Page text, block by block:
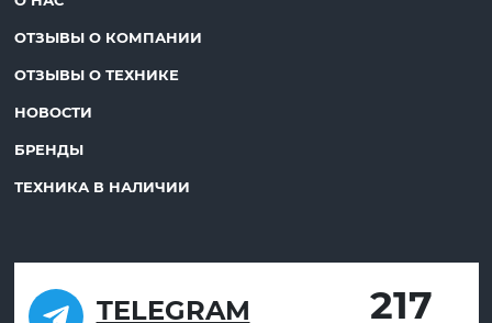
ОТЗЫВЫ О КОМПАНИИ
ОТЗЫВЫ О ТЕХНИКЕ
НОВОСТИ
БРЕНДЫ
ТЕХНИКА В НАЛИЧИИ
TELEGRAM 217